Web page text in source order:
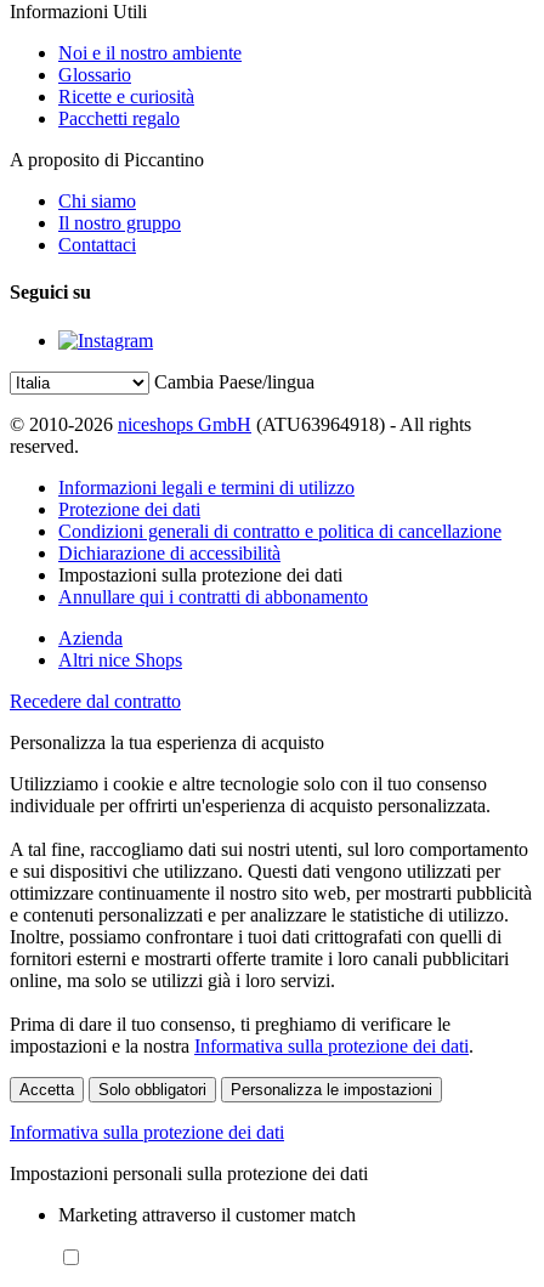
Informazioni Utili
Noi e il nostro ambiente
Glossario
Ricette e curiosità
Pacchetti regalo
A proposito di Piccantino
Chi siamo
Il nostro gruppo
Contattaci
Seguici su
Cambia Paese/lingua
© 2010-2026 niceshops GmbH (ATU63964918) - All rights
reserved.
Informazioni legali e termini di utilizzo
Protezione dei dati
Condizioni generali di contratto e politica di cancellazione
Dichiarazione di accessibilità
Impostazioni sulla protezione dei dati
Annullare qui i contratti di abbonamento
Azienda
Altri nice Shops
Recedere dal contratto
Personalizza la tua esperienza di acquisto
Utilizziamo i cookie e altre tecnologie solo con il tuo consenso
individuale per offrirti un'esperienza di acquisto personalizzata.
A tal fine, raccogliamo dati sui nostri utenti, sul loro comportamento
e sui dispositivi che utilizzano. Questi dati vengono utilizzati per
ottimizzare continuamente il nostro sito web, per mostrarti pubblicità
e contenuti personalizzati e per analizzare le statistiche di utilizzo.
Inoltre, possiamo confrontare i tuoi dati crittografati con quelli di
fornitori esterni e mostrarti offerte tramite i loro canali pubblicitari
online, ma solo se utilizzi già i loro servizi.
Prima di dare il tuo consenso, ti preghiamo di verificare le
impostazioni e la nostra Informativa sulla protezione dei dati.
Accetta Solo obbligatori Personalizza le impostazioni
Informativa sulla protezione dei dati
Impostazioni personali sulla protezione dei dati
Marketing attraverso il customer match